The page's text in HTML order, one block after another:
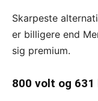
Skarpeste
er billigere end
sig premium.
800 volt og 631